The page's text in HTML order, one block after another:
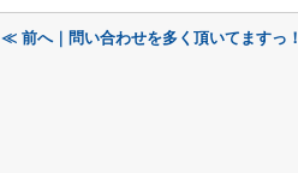
≪ 前へ｜問い合わせを多く頂いてますっ！